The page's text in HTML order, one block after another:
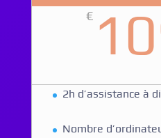
€
2h d’assistance à
Nombre